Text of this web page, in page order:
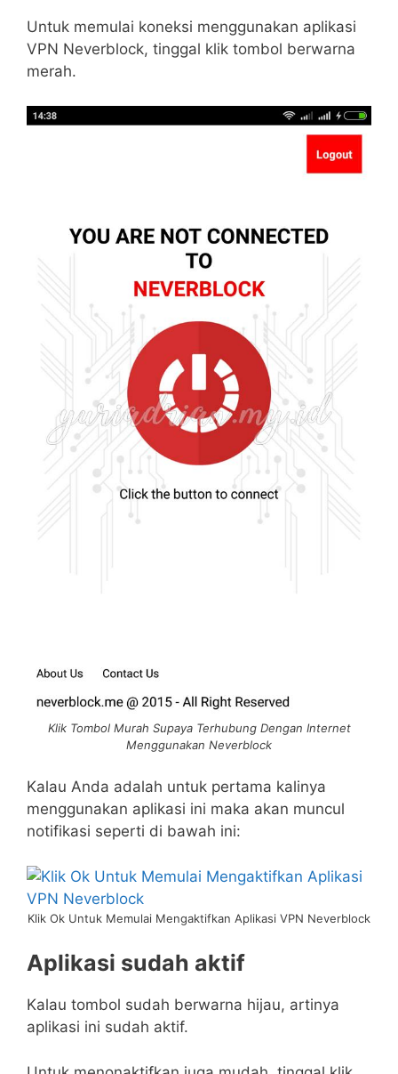
Untuk memulai koneksi menggunakan aplikasi
VPN Neverblock, tinggal klik tombol berwarna
merah.
Klik Tombol Murah Supaya Terhubung Dengan Internet
Menggunakan Neverblock
Kalau Anda adalah untuk pertama kalinya
menggunakan aplikasi ini maka akan muncul
notifikasi seperti di bawah ini:
Klik Ok Untuk Memulai Mengaktifkan Aplikasi VPN Neverblock
Aplikasi sudah aktif
Kalau tombol sudah berwarna hijau, artinya
aplikasi ini sudah aktif.